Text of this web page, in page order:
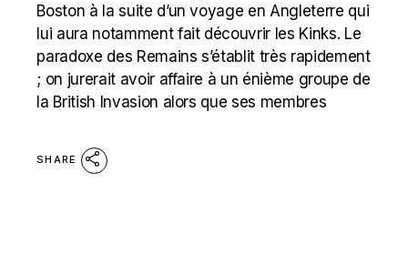
Boston à la suite d’un voyage en Angleterre qui
lui aura notamment fait découvrir les Kinks. Le
paradoxe des Remains s’établit très rapidement
; on jurerait avoir affaire à un énième groupe de
la British Invasion alors que ses membres
SHARE